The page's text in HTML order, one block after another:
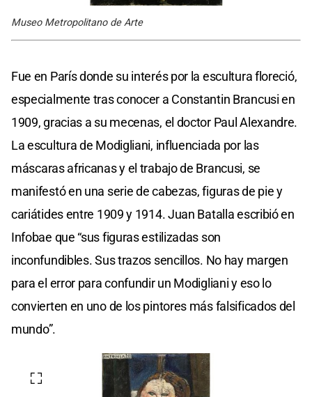
Museo Metropolitano de Arte
Fue en París donde su interés por la escultura floreció,
especialmente tras conocer a Constantin Brancusi en
1909, gracias a su mecenas, el doctor Paul Alexandre.
La escultura de Modigliani, influenciada por las
máscaras africanas y el trabajo de Brancusi, se
manifestó en una serie de cabezas, figuras de pie y
cariátides entre 1909 y 1914. Juan Batalla escribió en
Infobae que “sus figuras estilizadas son
inconfundibles. Sus trazos sencillos. No hay margen
para el error para confundir un Modigliani y eso lo
convierten en uno de los pintores más falsificados del
mundo”.